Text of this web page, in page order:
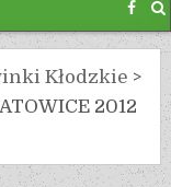
Kłodzkie >
2012